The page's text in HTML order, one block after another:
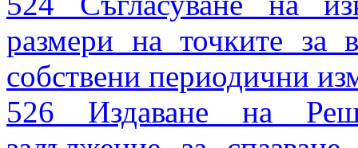
размери на точките за
собствени периодични
526 Издаване на